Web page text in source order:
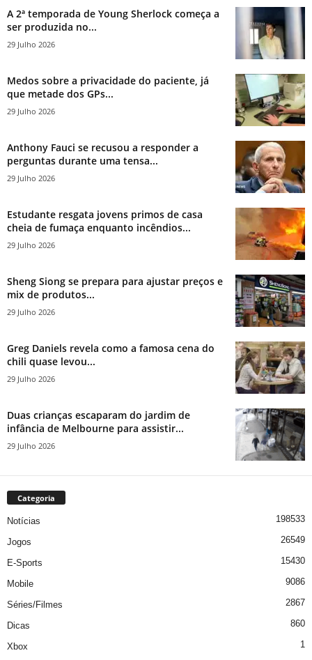
A 2ª temporada de Young Sherlock começa a
ser produzida no...
29 Julho 2026
Medos sobre a privacidade do paciente, já
que metade dos GPs...
29 Julho 2026
Anthony Fauci se recusou a responder a
perguntas durante uma tensa...
29 Julho 2026
Estudante resgata jovens primos de casa
cheia de fumaça enquanto incêndios...
29 Julho 2026
Sheng Siong se prepara para ajustar preços e
mix de produtos...
29 Julho 2026
Greg Daniels revela como a famosa cena do
chili quase levou...
29 Julho 2026
Duas crianças escaparam do jardim de
infância de Melbourne para assistir...
29 Julho 2026
Categoria
Notícias 198533
Jogos 26549
E-Sports 15430
Mobile 9086
Séries/Filmes 2867
Dicas 860
Xbox 1